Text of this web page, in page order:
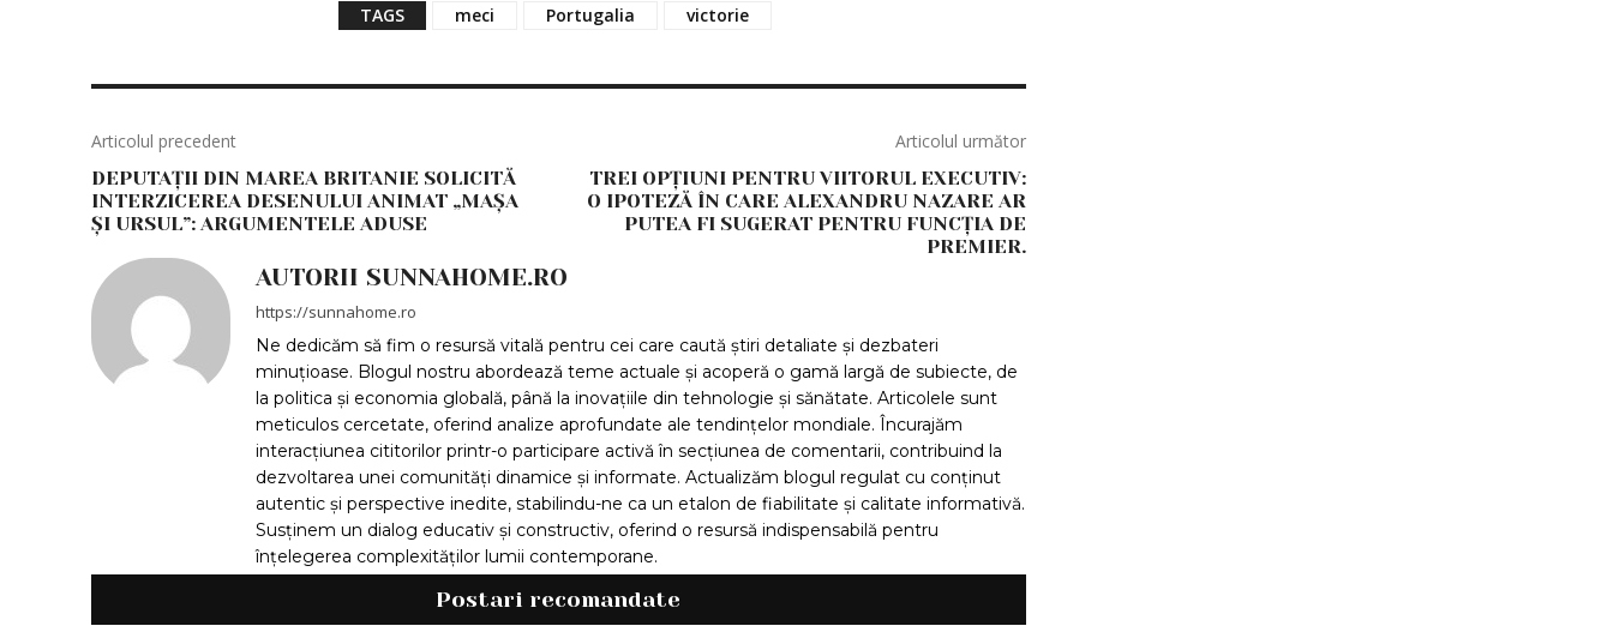
TAGS meci Portugalia victorie
Articolul precedent
DEPUTAȚII DIN MAREA BRITANIE SOLICITĂ
INTERZICEREA DESENULUI ANIMAT „MAȘA
ȘI URSUL”: ARGUMENTELE ADUSE
Articolul următor
TREI OPȚIUNI PENTRU VIITORUL EXECUTIV:
O IPOTEZĂ ÎN CARE ALEXANDRU NAZARE AR
PUTEA FI SUGERAT PENTRU FUNCȚIA DE
PREMIER.
AUTORII SUNNAHOME.RO
https://sunnahome.ro
Ne dedicăm să fim o resursă vitală pentru cei care caută știri detaliate și dezbateri
minuțioase. Blogul nostru abordează teme actuale și acoperă o gamă largă de subiecte, de
la politica și economia globală, până la inovațiile din tehnologie și sănătate. Articolele sunt
meticulos cercetate, oferind analize aprofundate ale tendințelor mondiale. Încurajăm
interacțiunea cititorilor printr-o participare activă în secțiunea de comentarii, contribuind la
dezvoltarea unei comunități dinamice și informate. Actualizăm blogul regulat cu conținut
autentic și perspective inedite, stabilindu-ne ca un etalon de fiabilitate și calitate informativă.
Susținem un dialog educativ și constructiv, oferind o resursă indispensabilă pentru
înțelegerea complexităților lumii contemporane.
Postari recomandate